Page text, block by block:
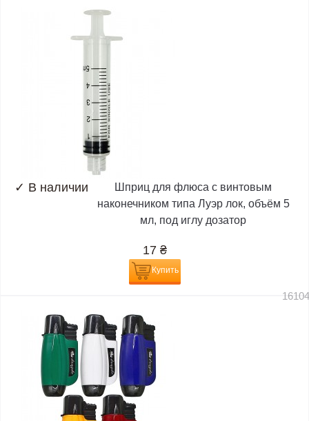
✓ В наличии
Шприц для флюса с винтовым
наконечником типа Луэр лок, объём 5
мл, под иглу дозатор
17 ₴
Купить